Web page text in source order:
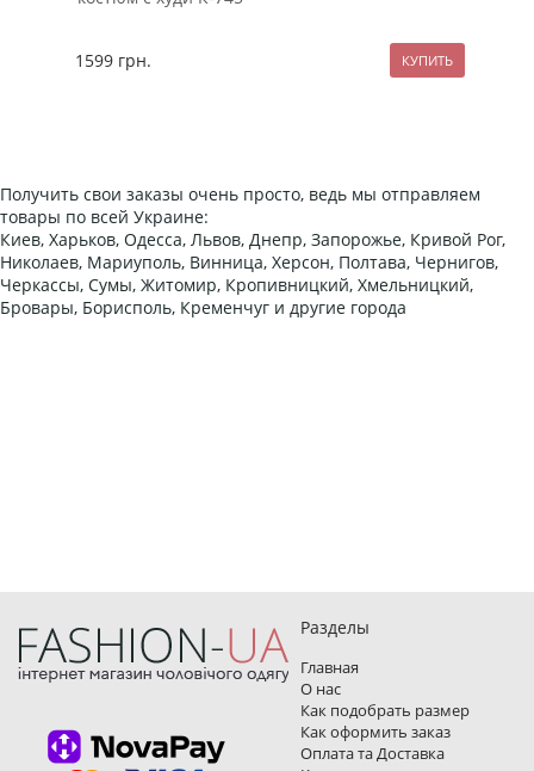
1599 грн.
Получить свои заказы очень просто, ведь мы отправляем
товары по всей Украине:
Киев, Харьков, Одесса, Львов, Днепр, Запорожье, Кривой Рог,
Николаев, Мариуполь, Винница, Херсон, Полтава, Чернигов,
Черкассы, Сумы, Житомир, Кропивницкий, Хмельницкий,
Бровары, Борисполь, Кременчуг и другие города
Разделы
Главная
О нас
Как подобрать размер
Как оформить заказ
Оплата та Доставка